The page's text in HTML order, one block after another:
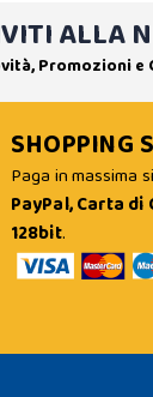
ALLA
Promozioni
SHOPPING
Paga in massima
PayPal, Carta di
128bit.